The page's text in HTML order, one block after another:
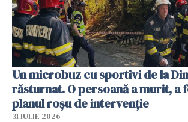
Un microbuz cu sportivi de la
răsturnat. O persoană a murit, a
planul roșu de intervenție
31 IULIE 2026